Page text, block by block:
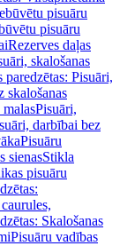
pisuāru
pisuāru
Rezerves daļas
skalošanas
paredzētas: Pisuāri,
skalošanas
malasPisuāri,
darbībai bez
Pisuāru
sienasStikla
pisuāru
Skalošanas
Pisuāru vadības